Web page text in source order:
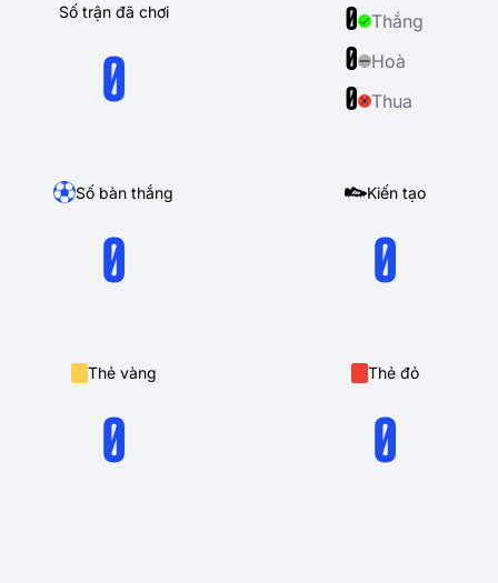
Số trận đã chơi
0
Số bàn thắng
0
Kiến tạo
0
Thẻ vàng
0
Thẻ đỏ
0
0 Thắng
0 Hoà
0 Thua